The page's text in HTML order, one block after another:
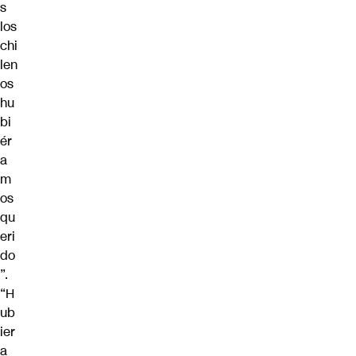
s
los
chi
len
os
hu
bi
ér
a
m
os
qu
eri
do
”.
“H
ub
ier
a